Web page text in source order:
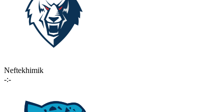
Neftekhimik
-:-